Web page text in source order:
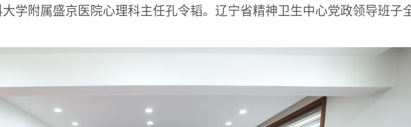
学附属盛京医院心理科主任孔令韬。辽宁省精神卫生中心党政领导班子